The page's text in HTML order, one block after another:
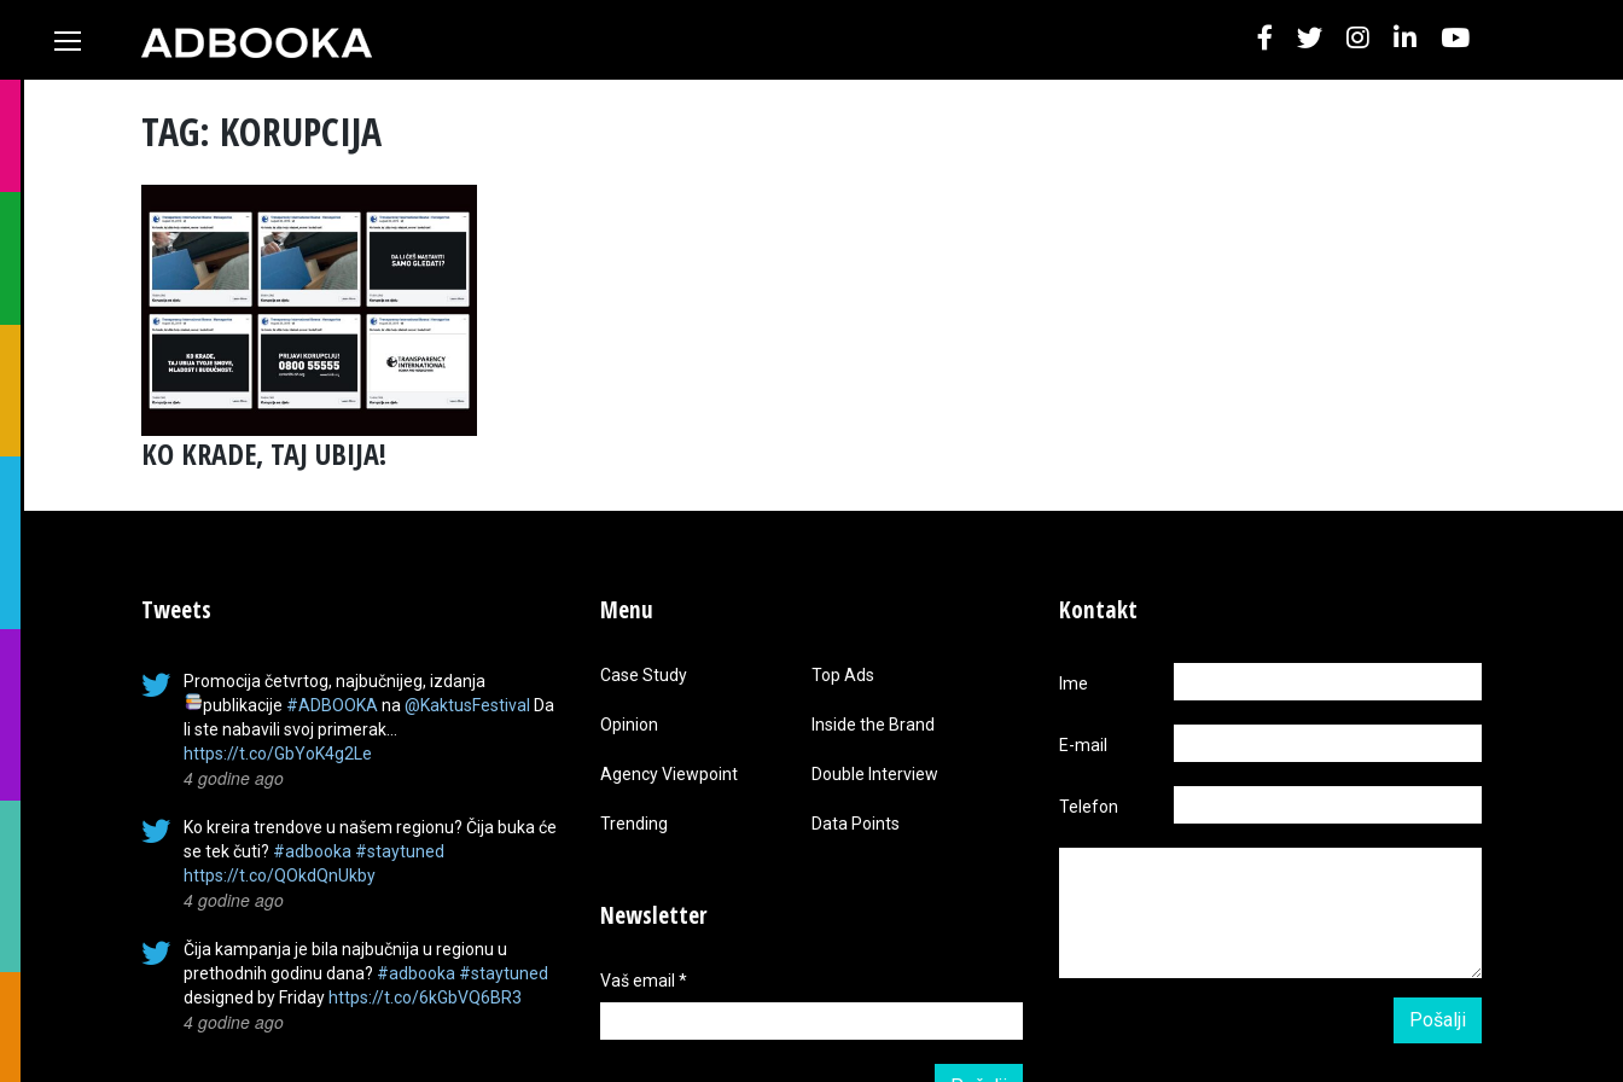
TAG: KORUPCIJA
KO KRADE, TAJ UBIJA!
Tweets
Promocija četvrtog, najbučnijeg, izdanja
publikacije #ADBOOKA na @KaktusFestival Da
li ste nabavili svoj primerak…
https://t.co/GbYoK4g2Le
4 godine ago
Ko kreira trendove u našem regionu? Čija buka će
se tek čuti? #adbooka #staytuned
https://t.co/QOkdQnUkby
4 godine ago
Čija kampanja je bila najbučnija u regionu u
prethodnih godinu dana? #adbooka #staytuned
designed by Friday https://t.co/6kGbVQ6BR3
4 godine ago
Menu
Case Study Top Ads
Opinion Inside the Brand
Agency Viewpoint Double Interview
Trending Data Points
Newsletter
Vaš email *
Kontakt
Ime
E-mail
Telefon